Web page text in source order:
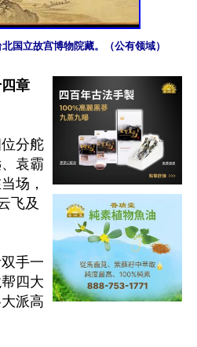
国立故宫博物院藏。（公有领域）
章
分舵
袁霸
场，
飞及
手一
四大
派高